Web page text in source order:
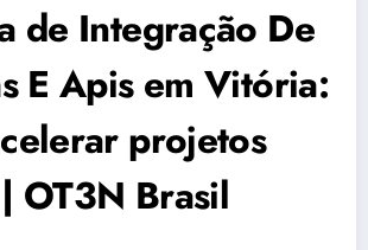
de Integração De
E Apis em Vitória:
projetos
OT3N Brasil